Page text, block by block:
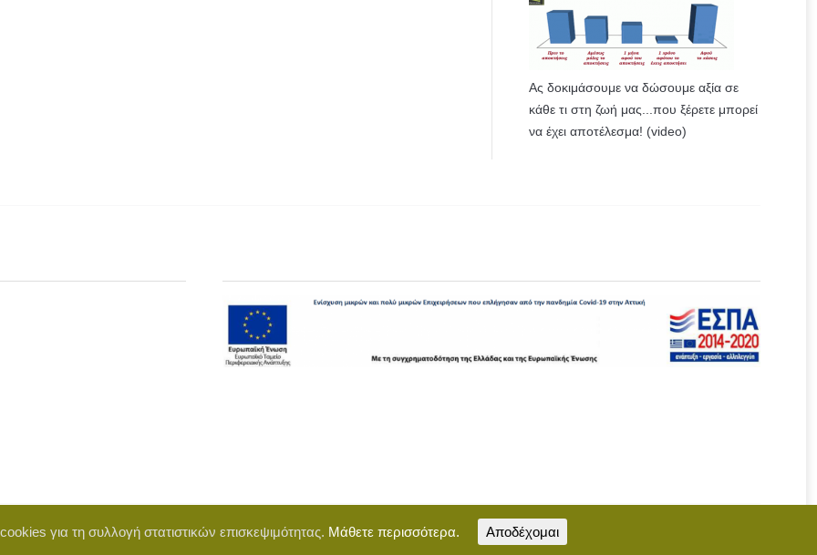
Ας δοκιμάσουμε να δώσουμε αξία σε
κάθε τι στη ζωή μας...που ξέρετε μπορεί
να έχει αποτέλεσμα! (video)
BigWebTheoryγια τη συλλογή στατιστικών επισκεψιμότητας. Μάθετε περισσότερα. Αποδέχομαι